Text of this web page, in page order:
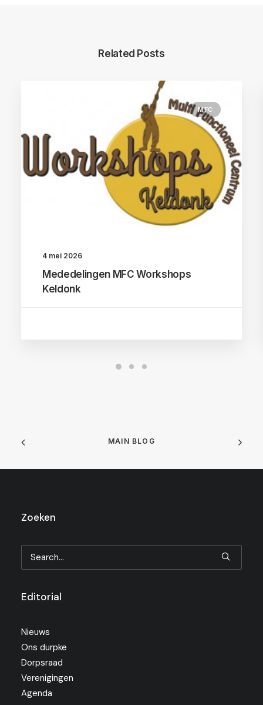
Related Posts
MFC
4 mei 2026
Mededelingen MFC Workshops
Keldonk
MAIN BLOG
Zoeken
Editorial
Nieuws
Ons durpke
Dorpsraad
Verenigingen
Agenda